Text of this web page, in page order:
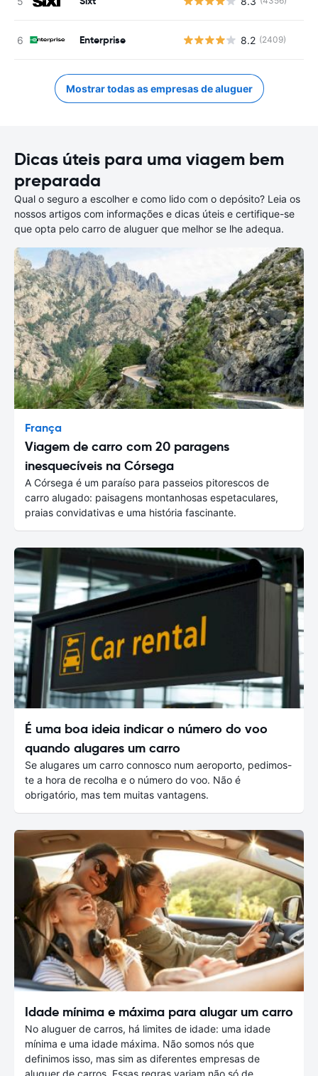
Enterprise 8.2 (2409)
Mostrar todas as empresas de aluguer
Dicas úteis para uma viagem bem
preparada
Qual o seguro a escolher e como lido com o depósito? Leia os
nossos artigos com informações e dicas úteis e certifique-se
que opta pelo carro de aluguer que melhor se lhe adequa.
França
Viagem de carro com 20 paragens
inesquecíveis na Córsega
A Córsega é um paraíso para passeios pitorescos de
carro alugado: paisagens montanhosas espetaculares,
praias convidativas e uma história fascinante.
É uma boa ideia indicar o número do voo
quando alugares um carro
Se alugares um carro connosco num aeroporto, pedimos-
te a hora de recolha e o número do voo. Não é
obrigatório, mas tem muitas vantagens.
Idade mínima e máxima para alugar um carro
No aluguer de carros, há limites de idade: uma idade
mínima e uma idade máxima. Não somos nós que
definimos isso, mas sim as diferentes empresas de
aluguer de carros. Essas regras variam não só de